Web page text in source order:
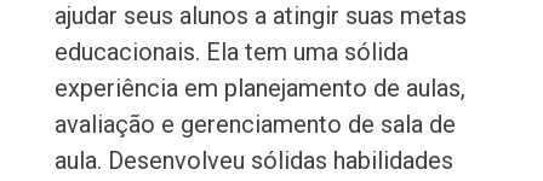
ajudar seus alunos a atingir suas metas
educacionais. Ela tem uma sólida
experiência em planejamento de aulas,
avaliação e gerenciamento de sala de
aula. Desenvolveu sólidas habilidades